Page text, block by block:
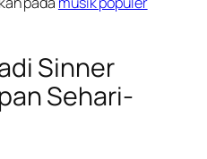
Sinner
Sehari-